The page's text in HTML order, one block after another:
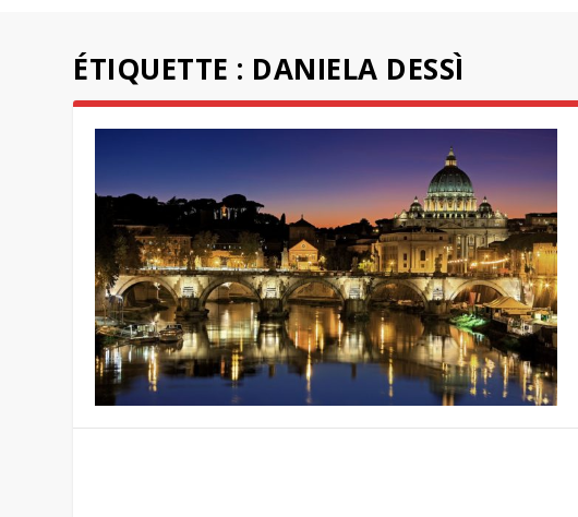
ÉTIQUETTE : DANIELA DESSÌ